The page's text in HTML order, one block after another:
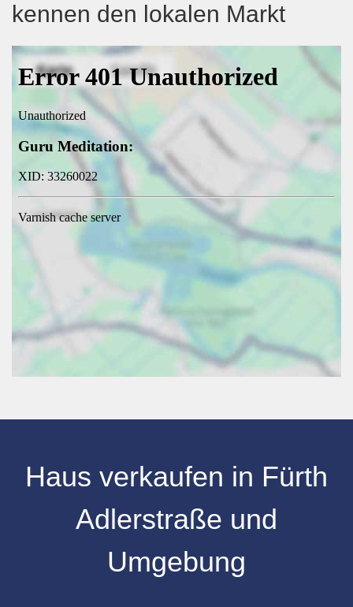
kennen den lokalen Markt
Haus verkaufen in Fürth
Adlerstraße und
Umgebung